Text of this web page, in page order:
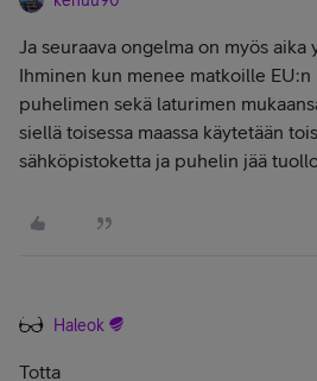
Ja seuraava ongelma on myös aika
Ihminen kun menee matkoille
puhelimen sekä laturimen
siellä toisessa maassa käytetään
sähköpistoketta ja puhelin jää
Haleok
Totta